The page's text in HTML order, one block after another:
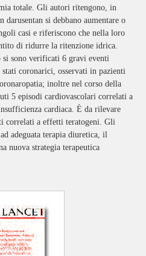
totale. Gli autori ritengono, in
si debbano aumentare o
casi e riferiscono che nella loro
di ridurre la ritenzione idrica.
si sono verificati 6 gravi eventi
coronarici, osservati in pazienti
inoltre nel corso della
5 episodi cardiovascolari correlati a
cardiaca. È da rilevare
correlati a effetti teratogeni. Gli
adeguata terapia diuretica, il
nuova strategia terapeutica